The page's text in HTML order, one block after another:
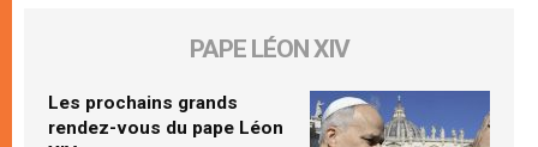
PAPE LÉON XIV
Les prochains grands
rendez-vous du pape Léon